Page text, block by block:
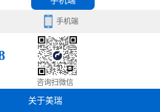
手机端
咨询扫微信
关于美瑞